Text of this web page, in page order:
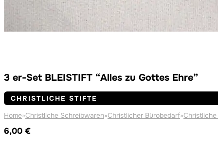
3 er-Set BLEISTIFT “Alles zu Gottes Ehre”
CHRISTLICHE STIFTE
Home»Christliche Schreibwaren»Christlicher Bürobedarf»
6,00 €